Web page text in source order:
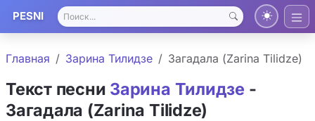
PESNI
Главная Зарина Тилидзе Загадала (Zarina Tilidze)
Текст песни Зарина Тилидзе -
Загадала (Zarina Tilidze)